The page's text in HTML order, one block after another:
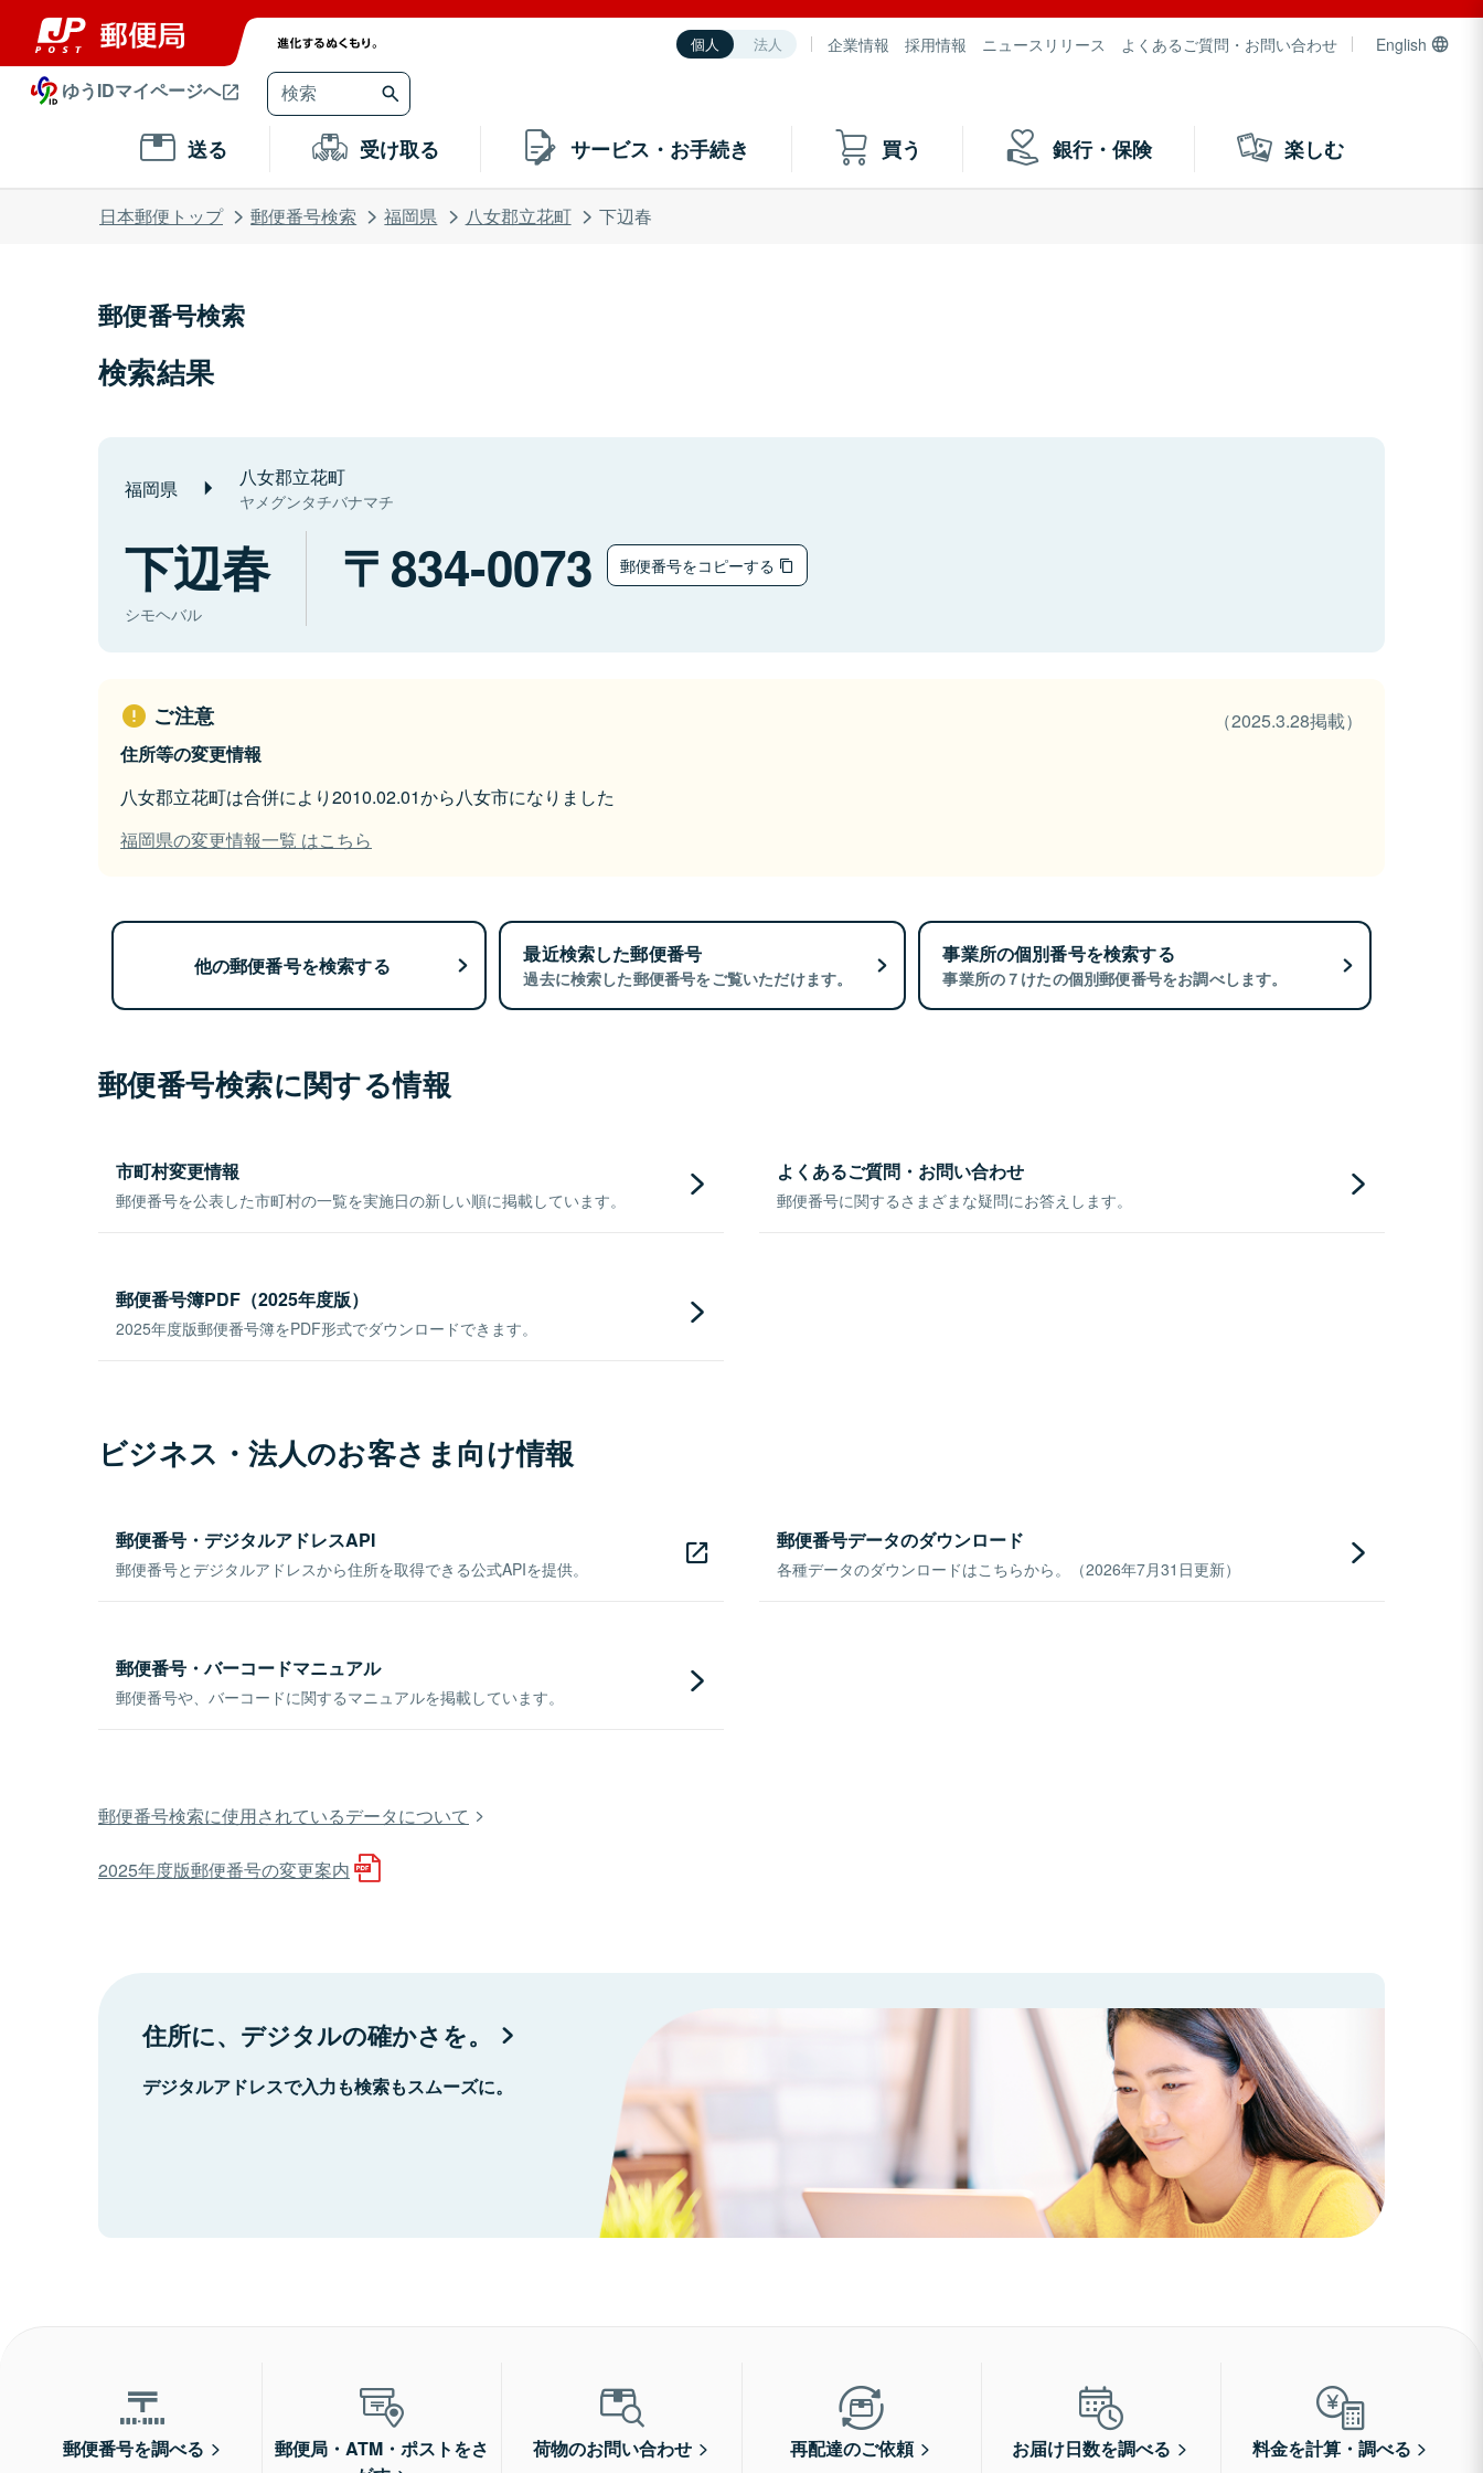
個人 法人 企業情報 採用情報 ニュースリリース よくあるご質問・お問い合わせ English
ゆうIDマイページへ
送る 受け取る サービス・お手続き 買う 銀行・保険 楽しむ
日本郵便トップ 郵便番号検索 福岡県 八女郡立花町 下辺春
郵便番号検索
検索結果
福岡県 八女郡立花町
ヤメグンタチバナマチ
下辺春
シモヘバル
834-0073 郵便番号をコピーする
ご注意
（2025.3.28掲載）
住所等の変更情報
八女郡立花町は合併により2010.02.01から八女市になりました
福岡県の変更情報一覧 はこちら
他の郵便番号を検索する 最近検索した郵便番号
過去に検索した郵便番号をご覧いただけます。
事業所の個別番号を検索する
事業所の７けたの個別郵便番号をお調べします。
郵便番号検索に関する情報
市町村変更情報
郵便番号を公表した市町村の一覧を実施日の新しい順に掲載しています。
よくあるご質問・お問い合わせ
郵便番号に関するさまざまな疑問にお答えします。
郵便番号簿PDF（2025年度版）
2025年度版郵便番号簿をPDF形式でダウンロードできます。
ビジネス・法人のお客さま向け情報
郵便番号・デジタルアドレスAPI
郵便番号とデジタルアドレスから住所を取得できる公式APIを提供。
郵便番号データのダウンロード
各種データのダウンロードはこちらから。（2026年7月31日更新）
郵便番号・バーコードマニュアル
郵便番号や、バーコードに関するマニュアルを掲載しています。
郵便番号検索に使用されているデータについて
2025年度版郵便番号の変更案内
住所に、デジタルの確かさを。
デジタルアドレスで入力も検索もスムーズに。
郵便番号を調べる
郵便局・ATM・ポストをさ
荷物のお問い合わせ 再配達のご依頼 お届け日数を調べる 料金を計算・調べる